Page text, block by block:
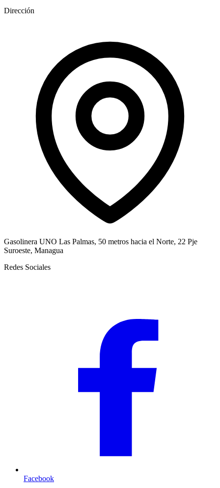
Dirección
Gasolinera UNO Las Palmas, 50 metros hacia el Norte, 22 Pje
Suroeste, Managua
Redes Sociales
Facebook